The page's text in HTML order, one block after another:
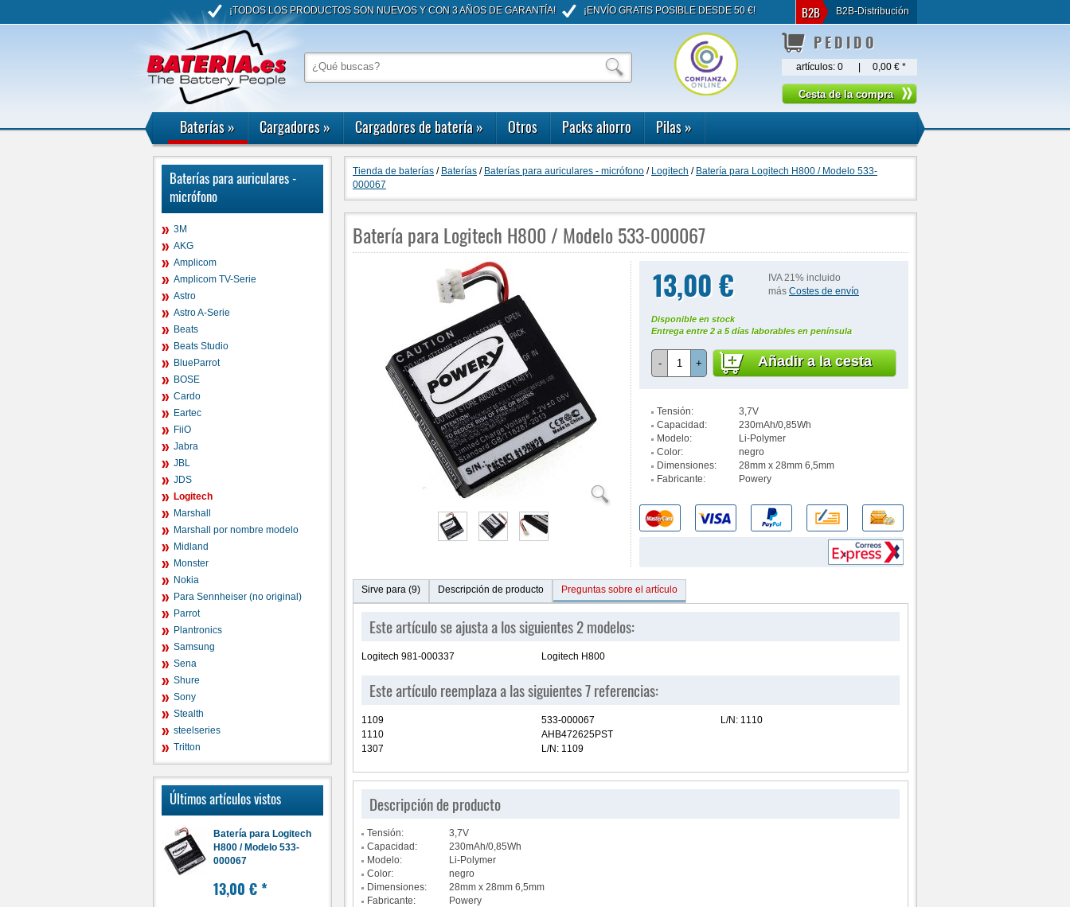
B2B B2B-Distribución
¡TODOS LOS PRODUCTOS SON NUEVOS Y CON 3 AÑOS DE GARANTÍA! ¡ENVÍO GRATIS POSIBLE DESDE 50 €!
PEDIDO
artículos: 0 0,00 € *
Baterías» Cargadores» Cargadores de batería» Otros Packs ahorro Pilas»
Baterías para auriculares -
micrófono
3M
AKG
Amplicom
Amplicom TV-Serie
Astro
Astro A-Serie
Beats
Beats Studio
BlueParrot
BOSE
Cardo
Eartec
FiiO
Jabra
JBL
JDS
Logitech
Marshall
Marshall por nombre modelo
Midland
Monster
Nokia
Para Sennheiser (no original)
Parrot
Plantronics
Samsung
Sena
Shure
Sony
Stealth
steelseries
Tritton
Últimos artículos vistos
Batería para Logitech
H800 / Modelo 533-
000067
13,00 €*
Tienda de baterías / Baterías / Baterías para auriculares - micrófono / Logitech / Batería para Logitech H800 / Modelo 533-
000067
Batería para Logitech H800 / Modelo 533-000067
13,00 €
IVA 21% incluido
más Costes de envío
Disponible en stock
Entrega entre 2 a 5 días laborables en península
- + Añadir a la cesta
Tensión:
3,7V
Capacidad:
230mAh/0,85Wh
Modelo:
Li-Polymer
Color:
negro
Dimensiones:
28mm x 28mm 6,5mm
Fabricante:
Powery
Sirve para (9) Descripción de producto Preguntas sobre el artículo
Este artículo se ajusta a los siguientes 2 modelos:
Logitech 981-000337 Logitech H800
Este artículo reemplaza a las siguientes 7 referencias:
1109
1110
1307
533-000067
AHB472625PST
L/N: 1109
L/N: 1110
Descripción de producto
Tensión:
3,7V
Capacidad:
230mAh/0,85Wh
Modelo:
Li-Polymer
Color:
negro
Dimensiones:
28mm x 28mm 6,5mm
Fabricante:
Powery